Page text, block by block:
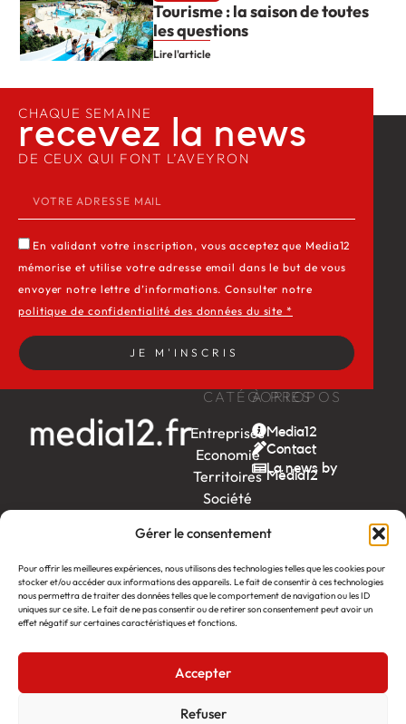
Gérer le consentement
Pour offrir les meilleures expériences, nous utilisons des technologies telles que les cookies pour
stocker et/ou accéder aux informations des appareils. Le fait de consentir à ces technologies
nous permettra de traiter des données telles que le comportement de navigation ou les ID
uniques sur ce site. Le fait de ne pas consentir ou de retirer son consentement peut avoir un
effet négatif sur certaines caractéristiques et fonctions.
Accepter
Refuser
Tourisme : la saison de toutes
les questions
Lire l'article
CATÉGORIES
Entreprises
Economie
Territoires
Société
end
Ambition
by EDF
itw
by
Léa
À PROPOS
Media12
Contact
La news by
Média12
CHAQUE SEMAINE
recevez la news​
DE CEUX QUI FONT L’AVEYRON
En validant votre inscription, vous acceptez que Media12
mémorise et utilise votre adresse email dans le but de vous
envoyer notre lettre d’informations. Consulter notre
politique de confidentialité des données du site *
JE M'INSCRIS